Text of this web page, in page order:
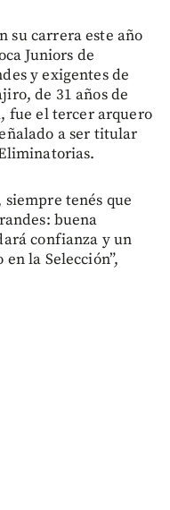
su carrera este año
Juniors de
y exigentes de
de 31 años de
fue el tercer arquero
a ser titular
siempre tenés que
buena
confianza y un
la Selección”,